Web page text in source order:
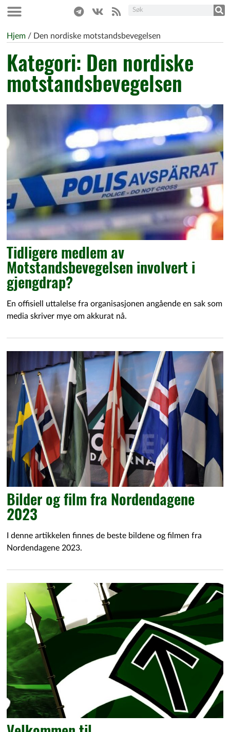
Hjem / Den nordiske motstandsbevegelsen
Kategori: Den nordiske
motstandsbevegelsen
Tidligere medlem av
Motstandsbevegelsen involvert i
gjengdrap?
En offisiell uttalelse fra organisasjonen angående en sak som
media skriver mye om akkurat nå.
Bilder og film fra Nordendagene
2023
I denne artikkelen finnes de beste bildene og filmen fra
Nordendagene 2023.